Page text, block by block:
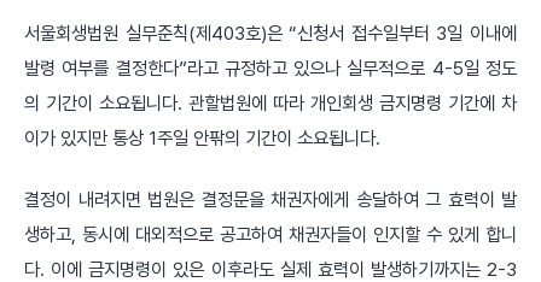
서울회생법원 실무준칙(제403호)은 “신청서 접수일부터 3일 이내에
발령 여부를 결정한다”라고 규정하고 있으나 실무적으로 4-5일 정도
의 기간이 소요됩니다. 관할법원에 따라 개인회생 금지명령 기간에 차
이가 있지만 통상 1주일 안팎의 기간이 소요됩니다.
결정이 내려지면 법원은 결정문을 채권자에게 송달하여 그 효력이 발
생하고, 동시에 대외적으로 공고하여 채권자들이 인지할 수 있게 합니
다. 이에 금지명령이 있은 이후라도 실제 효력이 발생하기까지는 2-3